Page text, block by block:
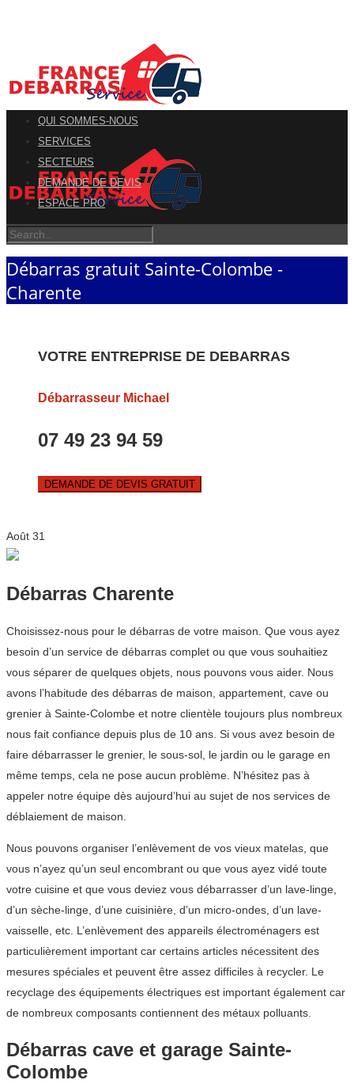
QUI SOMMES-NOUS
SERVICES
SECTEURS
DEMANDE DE DEVIS
ESPACE PRO
Débarras gratuit Sainte-Colombe -
Charente
VOTRE ENTREPRISE DE DEBARRAS
Débarrasseur Michael
07 49 23 94 59
DEMANDE DE DEVIS GRATUIT
Août 31
Débarras Charente
Choisissez-nous pour le débarras de votre maison. Que vous ayez
besoin d’un service de débarras complet ou que vous souhaitiez
vous séparer de quelques objets, nous pouvons vous aider. Nous
avons l’habitude des débarras de maison, appartement, cave ou
grenier à Sainte-Colombe et notre clientèle toujours plus nombreux
nous fait confiance depuis plus de 10 ans. Si vous avez besoin de
faire débarrasser le grenier, le sous-sol, le jardin ou le garage en
même temps, cela ne pose aucun problème. N’hésitez pas à
appeler notre équipe dès aujourd’hui au sujet de nos services de
déblaiement de maison.
Nous pouvons organiser l’enlèvement de vos vieux matelas, que
vous n’ayez qu’un seul encombrant ou que vous ayez vidé toute
votre cuisine et que vous deviez vous débarrasser d’un lave-linge,
d’un sèche-linge, d’une cuisinière, d’un micro-ondes, d’un lave-
vaisselle, etc. L’enlèvement des appareils électroménagers est
particulièrement important car certains articles nécessitent des
mesures spéciales et peuvent être assez difficiles à recycler. Le
recyclage des équipements électriques est important également car
de nombreux composants contiennent des métaux polluants.
Débarras cave et garage Sainte-
Colombe